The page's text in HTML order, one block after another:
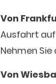
Von
Ausfahrt auf
Nehmen
Von